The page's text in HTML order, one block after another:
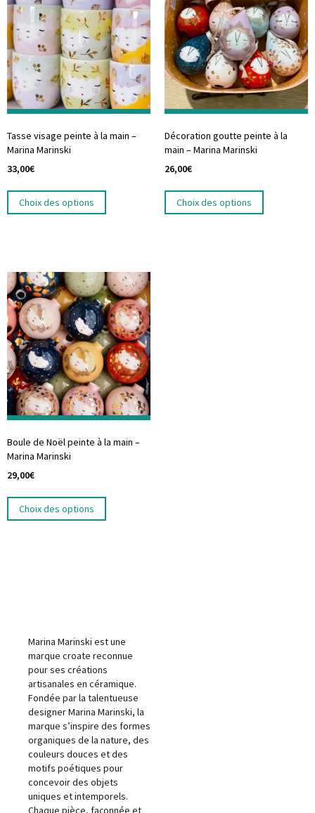
Tasse visage peinte à la main –
Marina Marinski
33,00€
Choix des options
Décoration goutte peinte à la
main – Marina Marinski
26,00€
Choix des options
Boule de Noël peinte à la main –
Marina Marinski
29,00€
Choix des options
Marina Marinski est une
marque croate reconnue
pour ses créations
artisanales en céramique.
Fondée par la talentueuse
designer Marina Marinski, la
marque s’inspire des formes
organiques de la nature, des
couleurs douces et des
motifs poétiques pour
concevoir des objets
uniques et intemporels.
Chaque pièce, façonnée et